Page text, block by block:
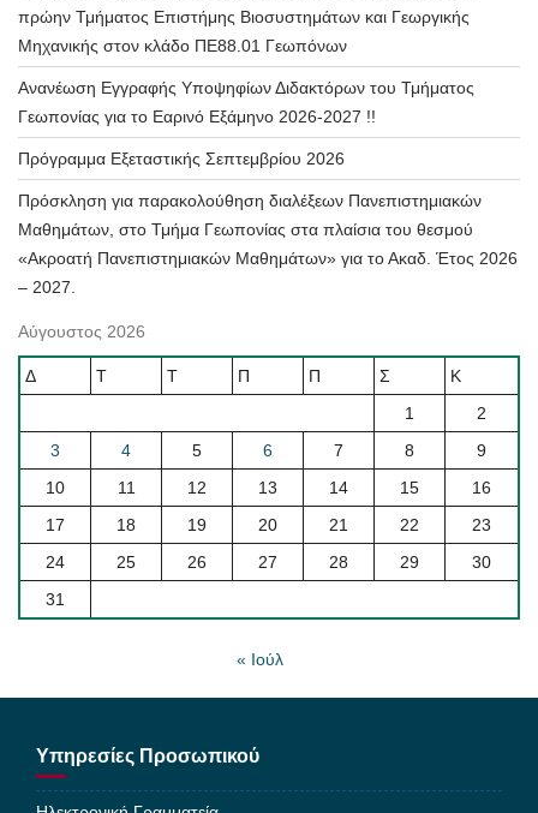
πρώην Τμήματος Επιστήμης Βιοσυστημάτων και Γεωργικής
Μηχανικής στον κλάδο ΠΕ88.01 Γεωπόνων
Ανανέωση Εγγραφής Υποψηφίων Διδακτόρων του Τμήματος
Γεωπονίας για το Εαρινό Εξάμηνο 2026-2027 !!
Πρόγραμμα Εξεταστικής Σεπτεμβρίου 2026
Πρόσκληση για παρακολούθηση διαλέξεων Πανεπιστημιακών
Μαθημάτων, στο Τμήμα Γεωπονίας στα πλαίσια του θεσμού
«Ακροατή Πανεπιστημιακών Μαθημάτων» για το Ακαδ. Έτος 2026
– 2027.
Αύγουστος 2026
Δ Τ Τ Π Π Σ
Κ
1
2
3
4 5 6 7 8
9
10
11 12 13 14 15
16
17
18 19 20 21 22
23
24
25 26 27 28 29
30
31
« Ιούλ
Υπηρεσίες Προσωπικού